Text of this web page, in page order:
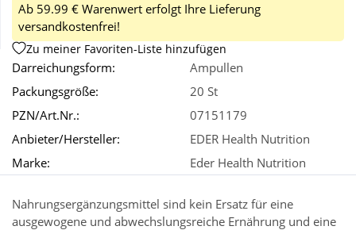
Wellness
Ab 59.99 € Warenwert erfolgt Ihre Lieferung
versandkostenfrei!
Zu meiner Favoriten-Liste hinzufügen
Darreichungsform:
Ampullen
Packungsgröße:
20 St
PZN/Art.Nr.:
07151179
Anbieter/Hersteller:
EDER Health Nutrition
Marke:
Eder Health Nutrition
Nahrungsergänzungsmittel sind kein Ersatz für eine
ausgewogene und abwechslungsreiche Ernährung und eine